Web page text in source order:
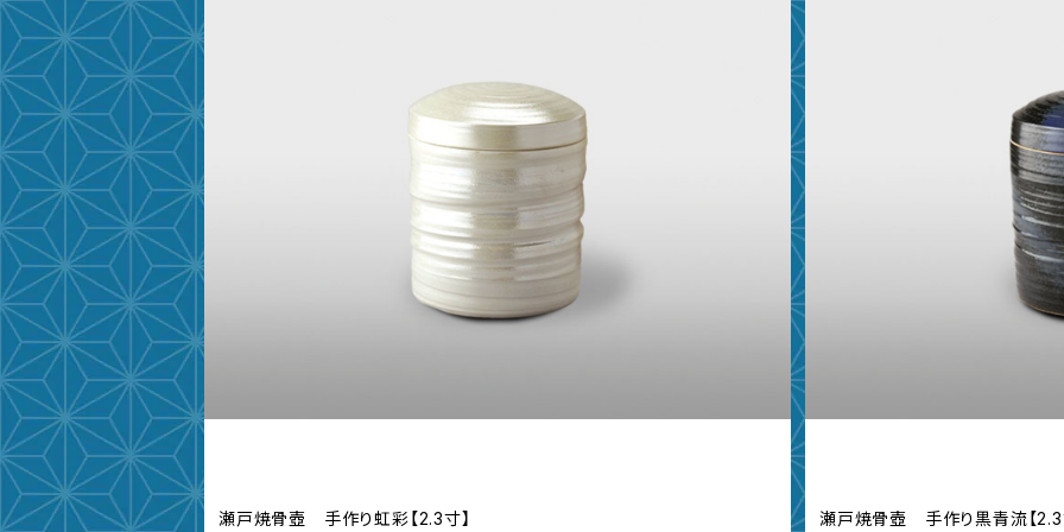
瀬戸焼骨壺 手作り虹彩【2.3寸】 瀬戸焼骨壺 手作り黒青流【2.3